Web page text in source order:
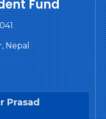
Fund
Nepal
Prasad